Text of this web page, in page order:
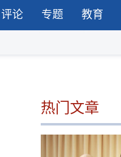
评论 专题 教育
热门文章